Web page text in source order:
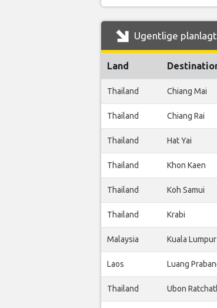
Ugentlige
Land
Thailand Chiang Mai
Thailand Chiang Rai
Thailand Hat Yai
Thailand Khon Kaen
Thailand Koh Samui
Thailand Krabi
Malaysia Kuala Lumpur
Laos Luang
Thailand Ubon